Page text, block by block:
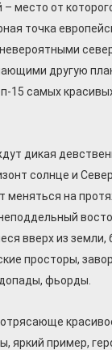
место от
точка
другую
15 самых
дикая
солнце и
меняться на
вверх из земли,
просторы,
фьорды.
яркий пример,